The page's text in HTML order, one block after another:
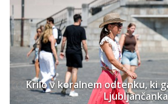
Krilo v koralnem odtenku, ki
Ljubljančanka